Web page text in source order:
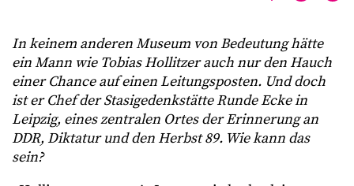
In keinem anderen Museum von Bedeutung hätte
ein Mann wie Tobias Hollitzer auch nur den Hauch
einer Chance auf einen Leitungsposten. Und doch
ist er Chef der Stasigedenkstätte Runde Ecke in
Leipzig, eines zentralen Ortes der Erinnerung an
DDR, Diktatur und den Herbst 89. Wie kann das
sein?